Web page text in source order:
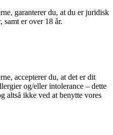
garanterer du, at du er juridisk
samt er over 18 år.
accepterer du, at det er dit
og/eller intolerance – dette
altså ikke ved at benytte vores